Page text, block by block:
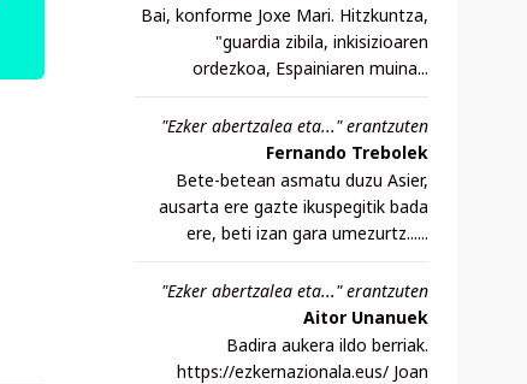
Bai, konforme Joxe Mari. Hitzkuntza,
"guardia zibila, inkisizioaren
ordezkoa, Espainiaren muina...
"Ezker abertzalea eta..." erantzuten
Fernando Trebolek
Bete-betean asmatu duzu Asier,
ausarta ere gazte ikuspegitik bada
ere, beti izan gara umezurtz......
"Ezker abertzalea eta..." erantzuten
Aitor Unanuek
Badira aukera ildo berriak.
https://ezkernazionala.eus/ Joan